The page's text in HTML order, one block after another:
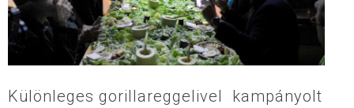
Különleges gorillareggelivel kampányolt